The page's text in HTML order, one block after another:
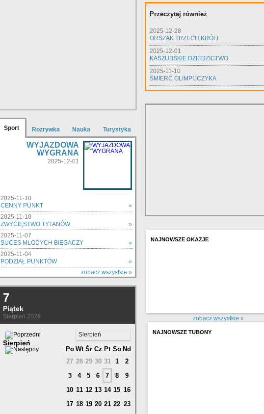
Sport Rozrywka Nauka Turystyka
WYJAZDOWA
WYGRANA
2025-12-01
2025-11-10
CENNY PUNKT
»
2025-11-10
ZWYCIĘSTWO TYTANÓW
»
2025-11-07
SUCES MŁODYCH BIEGACZY
»
2025-11-04
PODZIAŁ PUNKTÓW
»
zobacz wszystkie »
7
Piątek
Sierpień 2026
Sierpień
Sierpień
Po Wt Śr Cz Pt So Nd
27 28 29 30 31 1
2
3
4 5 6 7 8
9
10 11 12 13 14 15 16
17 18 19 20 21 22 23
Przeczytaj również
2025-12-28
ORSZAK TRZECH KRÓLI
2025-12-01
KASZUBSKIE DZIEDZICTWO
2025-11-10
ŚMIERĆ OLIMPIJCZYKA
NAJNOWSZE OKAZJE
zobacz wszystkie »
NAJNOWSZE TUBONY